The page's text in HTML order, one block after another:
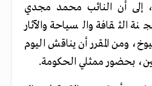
إلى أن النائب محمد مجدي
الثقافة والسياحة والآثار
ومن المقرر أن يناقش اليوم
بحضور ممثلي الحكومة.